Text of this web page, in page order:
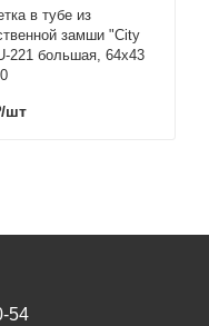
в тубе из
замши "City
221 большая, 64x43
/шт
54